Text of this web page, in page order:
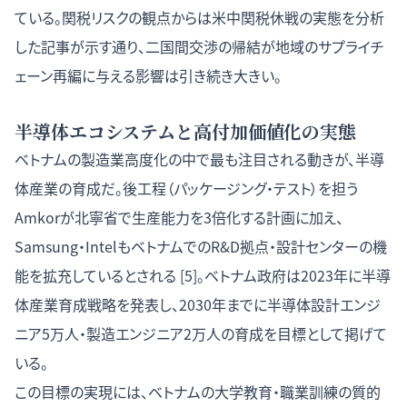
ている。関税リスクの観点からは米中関税休戦の実態を分析
した記事が示す通り、二国間交渉の帰結が地域のサプライチ
ェーン再編に与える影響は引き続き大きい。
半導体エコシステムと高付加価値化の実態
ベトナムの製造業高度化の中で最も注目される動きが、半導
体産業の育成だ。後工程（パッケージング・テスト）を担う
Amkorが北寧省で生産能力を3倍化する計画に加え、
Samsung・IntelもベトナムでのR&D拠点・設計センターの機
能を拡充しているとされる [5]。ベトナム政府は2023年に半導
体産業育成戦略を発表し、2030年までに半導体設計エンジ
ニア5万人・製造エンジニア2万人の育成を目標として掲げて
いる。
この目標の実現には、ベトナムの大学教育・職業訓練の質的